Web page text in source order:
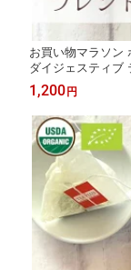
お買い物マラソン
ダイジェスティブ
ぎ 食べ過ぎ 胃も
ト プレゼント ア
ーポンあり
1,200円